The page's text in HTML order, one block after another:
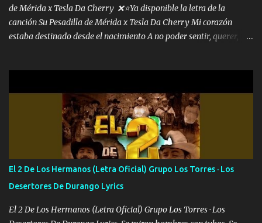
de Mérida x Tesla Da Cherry ❌⭐Ya disponible la letra de la
canción Su Pesadilla de Mérida x Tesla Da Cherry Mi corazón
estaba destinado desde el nacimiento A no poder sentir, querer,
algunas que no lo entiendan Porque ahora soy su pesadilla, lo sé
Soy yo la octava maravilla, no lo niegues Tengo de rodillas a otras
cien Y por más que quieran no me detienen Soy yo la mente que
más brilla, lo ves Pa' mi la vida es tan sencilla No lo entenderías en
tu vida, y está bien Porque lo que tengo nadie lo tiene Una me está
escribiendo y la otra me va a llamar Quiere que vaya a verla y que
la invite a cenar Otras más me están pidiendo que las saque a
bailar Pero es que tengo un par de conciertos más que llenar Se
mueven solo por el interés P...
El 2 De Los Hermanos (Letra Oficial) Grupo Los Torres · Los
Desertores De Durango Lyrics
El 2 De Los Hermanos (Letra Oficial) Grupo Los Torres · Los